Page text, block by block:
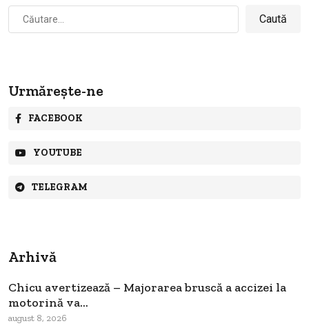
Caută
după:
Urmărește-ne
FACEBOOK
YOUTUBE
TELEGRAM
Arhivă
Chicu avertizează – Majorarea bruscă a accizei la
motorină va...
august 8, 2026